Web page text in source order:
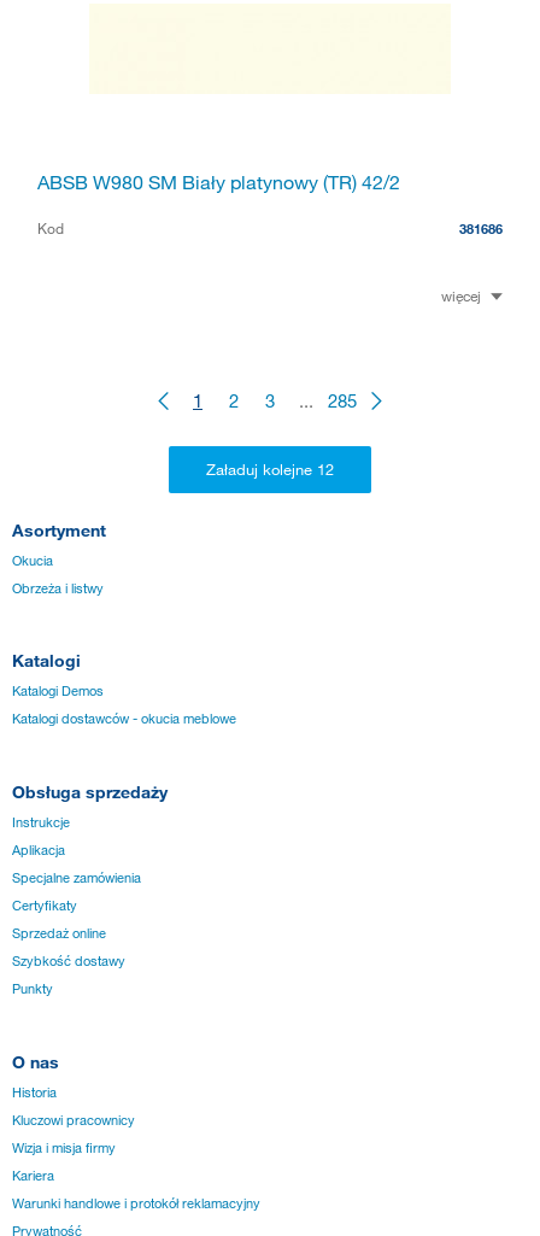
ABSB W980 SM Biały platynowy (TR) 42/2
Kod 381686
więcej
1 2 3 ... 285
Asortyment
Okucia
Obrzeża i listwy
Katalogi
Katalogi Demos
Katalogi dostawców - okucia meblowe
Obsługa sprzedaży
Instrukcje
Aplikacja
Specjalne zamówienia
Certyfikaty
Sprzedaż online
Szybkość dostawy
Punkty
O nas
Historia
Kluczowi pracownicy
Wizja i misja firmy
Kariera
Warunki handlowe i protokół reklamacyjny
Prywatność